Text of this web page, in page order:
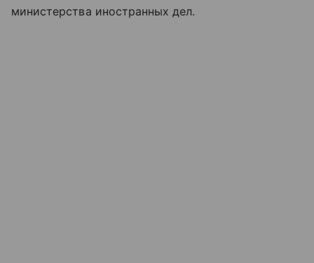
министерства иностранных дел.